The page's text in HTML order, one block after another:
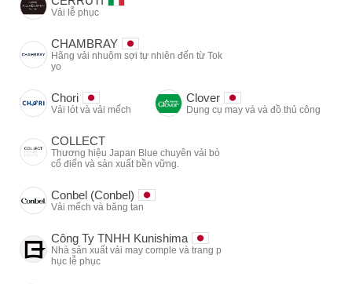
Vải lễ phục
CHAMBRAY
Hãng vải nhuộm sợi tự nhiên đến từ Tok
yo
Chori
Vải lót và vải mếch
Clover
Dụng cụ may vá và đồ thủ công
COLLECT
Thương hiệu Japan Blue chuyên vải bò
cổ điển và sản xuất bền vững.
Conbel (Conbel)
Vải mếch và băng tan
Công Ty TNHH Kunishima
Nhà sản xuất vải may comple và trang p
hục lễ phục